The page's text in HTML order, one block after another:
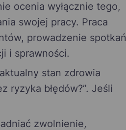
ocenia wyłącznie tego,
swojej pracy. Praca
prowadzenie spotkań
i sprawności.
stan zdrowia
ryzyka błędów?”. Jeśli
zwolnienie,